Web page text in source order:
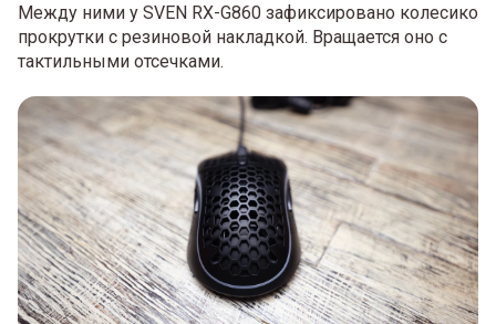
Между ними у SVEN RX-G860 зафиксировано колесико
прокрутки с резиновой накладкой. Вращается оно с
тактильными отсечками.